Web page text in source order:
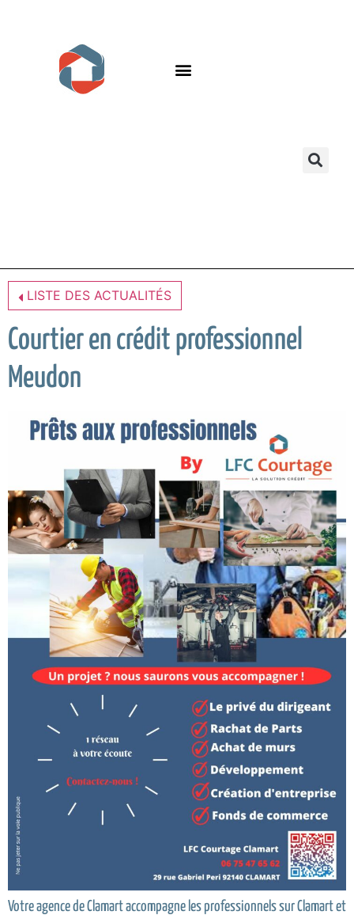
LISTE DES ACTUALITÉS
Courtier en crédit professionnel
Meudon
Votre agence de Clamart accompagne les professionnels sur Clamart et